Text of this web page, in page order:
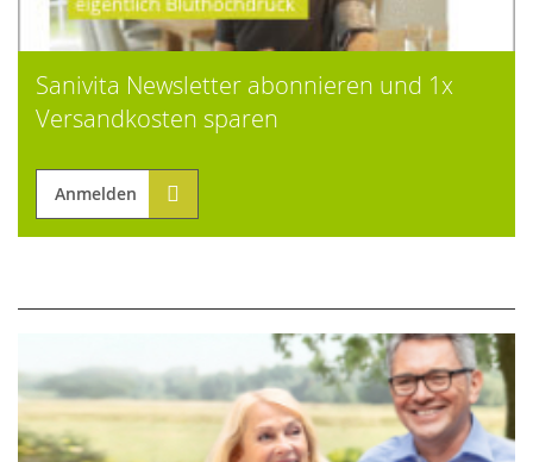
Sanivita Newsletter abonnieren und 1x
Versandkosten sparen
Anmelden